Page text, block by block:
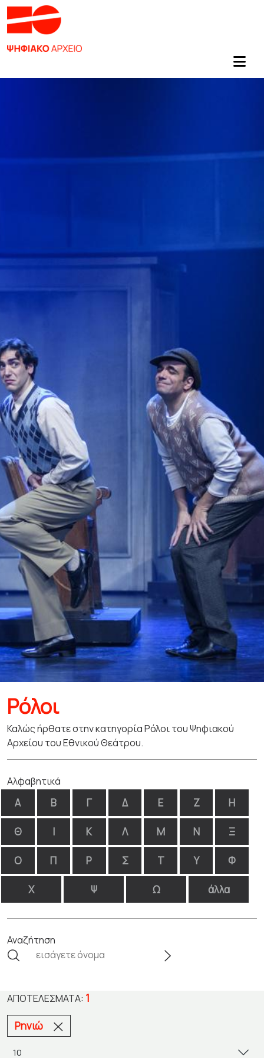
Ρόλοι
Καλώς ήρθατε στην κατηγορία Ρόλοι του Ψηφιακού
Αρχείου του Εθνικού Θεάτρου.
Αλφαβητικά
Α Β Γ Δ Ε Ζ Η
Θ Ι Κ Λ Μ Ν Ξ
Ο Π Ρ Σ Τ Υ Φ
Χ Ψ Ω άλλα
Αναζήτηση
ΑΠΟΤΕΛΈΣΜΑΤΑ: 1
Ρηνιώ